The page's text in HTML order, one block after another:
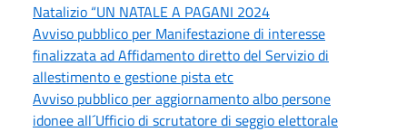
Natalizio “UN NATALE A PAGANI 2024
Avviso pubblico per Manifestazione di interesse
finalizzata ad Affidamento diretto del Servizio di
allestimento e gestione pista etc
Avviso pubblico per aggiornamento albo persone
idonee all´Ufficio di scrutatore di seggio elettorale